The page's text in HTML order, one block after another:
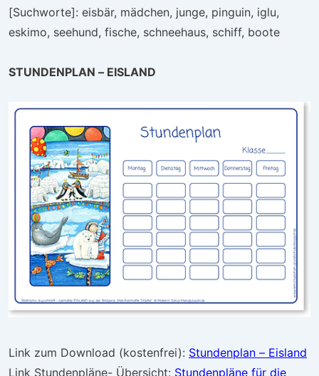
[Suchworte]: eisbär, mädchen, junge, pinguin, iglu,
eskimo, seehund, fische, schneehaus, schiff, boote
STUNDENPLAN – EISLAND
Link zum Download (kostenfrei): Stundenplan – Eisland
Link Stundenpläne- Übersicht: Stundenpläne für die